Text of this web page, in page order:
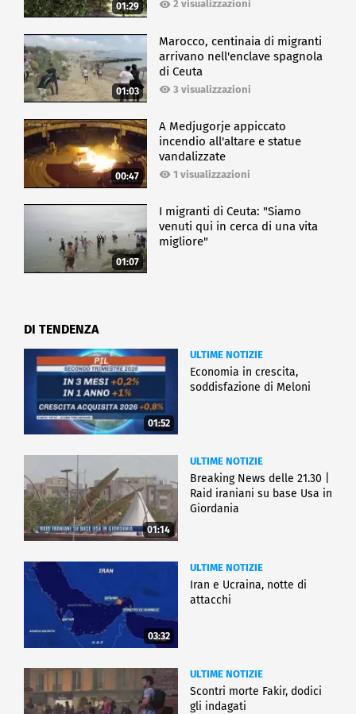
01:29 2 visualizzazioni
01:03
Marocco, centinaia di migranti
arrivano nell'enclave spagnola
di Ceuta
3 visualizzazioni
00:47
A Medjugorje appiccato
incendio all'altare e statue
vandalizzate
1 visualizzazioni
01:07
I migranti di Ceuta: "Siamo
venuti qui in cerca di una vita
migliore"
DI TENDENZA
01:52
ULTIME NOTIZIE
Economia in crescita,
soddisfazione di Meloni
01:14
ULTIME NOTIZIE
Breaking News delle 21.30 |
Raid iraniani su base Usa in
Giordania
03:32
ULTIME NOTIZIE
Iran e Ucraina, notte di
attacchi
ULTIME NOTIZIE
Scontri morte Fakir, dodici
gli indagati